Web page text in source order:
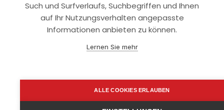
Datenschutz
Such und Surfverlaufs, Suchbegriffen und Ihnen
auf Ihr Nutzungsverhalten angepasste
Informationen anbieten zu können.
Lernen Sie mehr
ALLE COOKIES ERLAUBEN